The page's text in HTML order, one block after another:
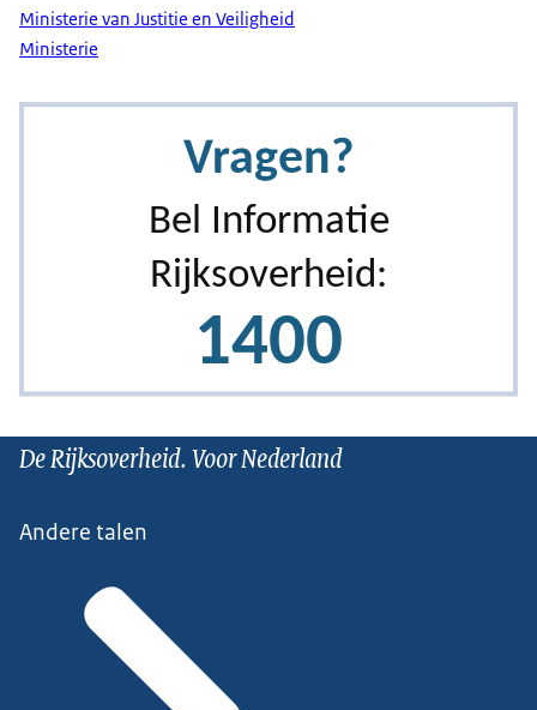
Ministerie van Justitie en Veiligheid
Ministerie
De Rijksoverheid. Voor Nederland
Andere talen